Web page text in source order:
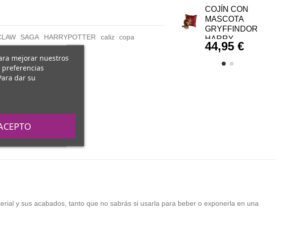
SAGA HARRYPOTTER caliz copa
COJÍN CON
MASCOTA
GRYFFINDOR
HARRY...
44,95 €
y sus acabados, tanto que no sabrás si usarla para beber o exponerla en una
mejorar nuestros
dar su